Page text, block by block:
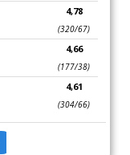
4,78
(320/67)
4,66
(177/38)
4,61
(304/66)